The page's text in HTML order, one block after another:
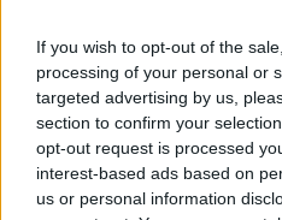
If you wish to opt-out of the
processing of your personal or
targeted advertising by us,
section to confirm your
opt-out request is processed
interest-based ads based on
us or personal information
nassolásra.
Elővizsgálatok azt mutatják,
szenvednek, napi legfeljebb 2
egyébként
vércukorszintjük nem